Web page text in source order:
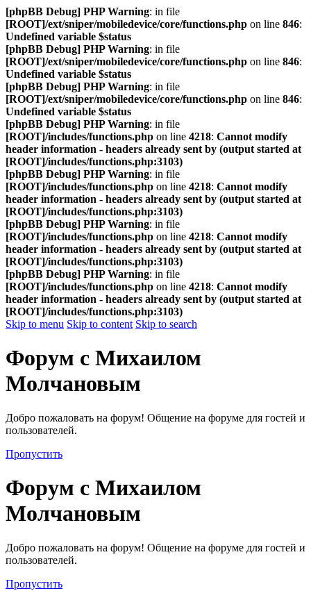
[phpBB Debug] PHP Warning: in file
[ROOT]/ext/sniper/mobiledevice/core/functions.php on line 846:
Undefined variable $status
[phpBB Debug] PHP Warning: in file
[ROOT]/ext/sniper/mobiledevice/core/functions.php on line 846:
Undefined variable $status
[phpBB Debug] PHP Warning: in file
[ROOT]/ext/sniper/mobiledevice/core/functions.php on line 846:
Undefined variable $status
[phpBB Debug] PHP Warning: in file
[ROOT]/includes/functions.php on line 4218: Cannot modify
header information - headers already sent by (output started at
[ROOT]/includes/functions.php:3103)
[phpBB Debug] PHP Warning: in file
[ROOT]/includes/functions.php on line 4218: Cannot modify
header information - headers already sent by (output started at
[ROOT]/includes/functions.php:3103)
[phpBB Debug] PHP Warning: in file
[ROOT]/includes/functions.php on line 4218: Cannot modify
header information - headers already sent by (output started at
[ROOT]/includes/functions.php:3103)
[phpBB Debug] PHP Warning: in file
[ROOT]/includes/functions.php on line 4218: Cannot modify
header information - headers already sent by (output started at
[ROOT]/includes/functions.php:3103)
Skip to menu Skip to content Skip to search
Форум с Михаилом
Молчановым
Добро пожаловать на форум! Общение на форуме для гостей и
пользователей.
Пропустить
Форум с Михаилом
Молчановым
Добро пожаловать на форум! Общение на форуме для гостей и
пользователей.
Пропустить